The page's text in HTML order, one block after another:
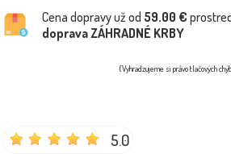
Cena dopravy už od 59.00 €
doprava ZÁHRADNÉ KRBY
(Vyhradzujeme si právo tlačových
5.0